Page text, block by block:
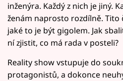
inženýra. Každý z nich je jiný.
ženám naprosto rozdílně. Tito
jaké to je být gigolem. Jak
ní zjistit, co má rada v posteli?
Reality show vstupuje do
protagonistů, a dokonce